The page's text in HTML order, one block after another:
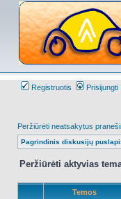
Registruotis Prisijungti
Peržiūrėti neatsakytus
Pagrindinis diskusijų
Peržiūrėti aktyvias
Temos